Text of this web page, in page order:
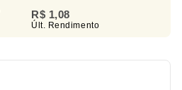
R$ 1,08
Últ. Rendimento